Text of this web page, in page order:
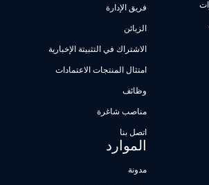
فريق الإدارة
الزبائن
الاشتراك في التثبيتة الإخبارية
امتثال المنتجات الاعتمادات
وظائف
مناصب شاغرة
اتصل بنا
الموارد
مدونة